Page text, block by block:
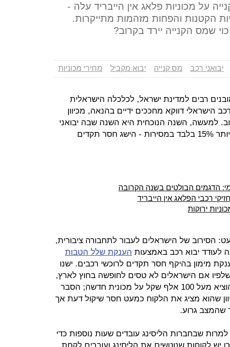
מס הקנייה על מכוניות פלאג אין הייבריד עלה -
גם המכוניות הקטנות והפחות מזהמות מתייקרות.
שמס הקנייה יירד בקרוב?
יבואני רכב מס קנייה יבוא מקביל מחירי מכוניות
במובנים רבים למדינת ישראל, לכלכלה הישראלית
הישראלי דווקא מחככים ידיים בהנאה, מכיוון
למעשה, השנה הנוכחית היא השנה שבה יבואני
הרכב ירשמו ירידה של פחות או יותר 15% בלבד במסירות - הישג חסר תקדים
הדגמים הבולטים בשנה הקרובה
רכבי הפלאג אין הייבריד
ירוקות
הסירוב של הישראלים לעבור לתחבורה ציבורית,
לעודד יבוא רכב באמצעות הענקת שלל הטבות
מימון בהיקף חסר תקדים לרוכשי רכבים. ישנו
אם הישראלים לא טסים לחופשה בחוץ לארץ,
אז הם ממהרים לסוכנות כדי להוציא מעל 100 אלף שקל על מכונית חדשה; הסבר
שהוא מציג את הלקוח כמעט חסר שיקול דעת אך
שהמצב גרוע.
שבחברות הליסינג עובדים שעות נוספות כדי